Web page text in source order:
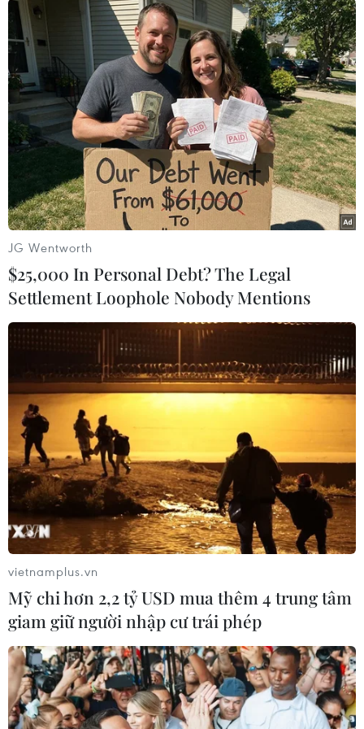
thẳng giữa hai cường quốc hạt nhân lớn nhất
thế giới này.
Trong tuyên bố chung được đưa ra sau cuộc
họp, Bộ Ngoại giao hai nước cho biết phái đoàn
hai nước đã nhất trí thành lập hai nhóm làm
việc, trong đó một nhóm sẽ xem xét các biện
pháp kiểm soát vũ khí trong tương lai./.
(TTXVN/Vietnam+)
# Nga-Mỹ #vũ khí hạt nhân
#kiểm soát vũ khí
#cường quốc hạt nhân
#chiến tranh hạt nhân
Mỹ
Nga
Theo dõi VietnamPlus
JG Wentworth
$25,000 In Personal Debt? The Legal
Settlement Loophole Nobody Mentions
vietnamplus.vn
Mỹ chi hơn 2,2 tỷ USD mua thêm 4 trung tâm
giam giữ người nhập cư trái phép